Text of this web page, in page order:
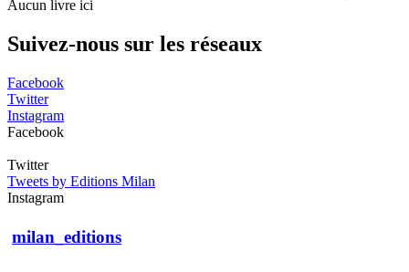
Aucun livre ici
Suivez-nous sur les réseaux
Facebook
Twitter
Instagram
Facebook
Twitter
Tweets by Editions Milan
Instagram
milan_editions